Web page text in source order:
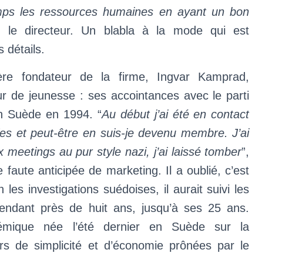
les ressources humaines en ayant un bon
le directeur. Un blabla à la mode qui est
détails.
fondateur de la firme, Ingvar Kamprad,
de jeunesse : ses accointances avec le parti
Suède en 1994. “Au début j’ai été en contact
et peut-être en suis-je devenu membre. J’ai
meetings au pur style nazi, j’ai laissé tomber”,
faute anticipée de marketing. Il a oublié, c’est
les investigations suédoises, il aurait suivi les
près de huit ans, jusqu’à ses 25 ans.
née l’été dernier en Suède sur la
de simplicité et d’économie prônées par le